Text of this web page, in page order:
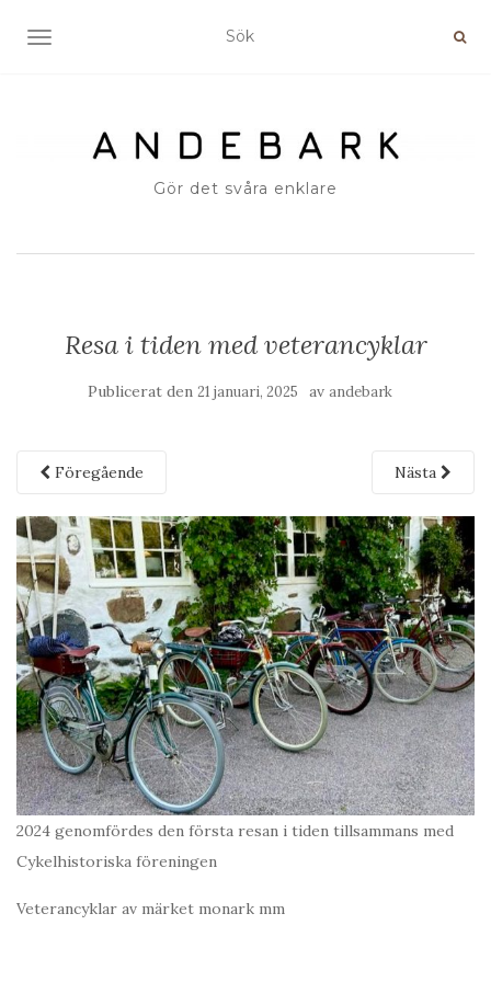
SLÅ PÅ/AV NAVIGERING
Gör det svåra enklare
Resa i tiden med veterancyklar
Publicerat den 21 januari, 2025 av andebark
Föregående Nästa
2024 genomfördes den första resan i tiden tillsammans med
Cykelhistoriska föreningen
Veterancyklar av märket monark mm